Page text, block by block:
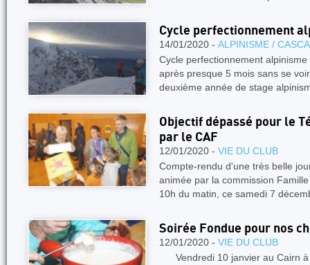
Cycle perfectionnement
14/01/2020 - ALPINISME /
Cycle perfectionnement
après presque 5 mois sans se
deuxième année de stage
Objectif dépassé pour le
par le CAF
12/01/2020 - VIE DU CLUB
Compte-rendu d'une très belle
animée par la commission
10h du matin, ce samedi 7
Soirée Fondue pour nos
12/01/2020 - VIE DU CLUB
Vendredi 10 janvier au Cairn